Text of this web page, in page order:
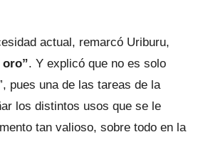
actual, remarcó Uriburu,
oro”. Y explicó que no es solo
pues una de las tareas de la
los distintos usos que se le
tan valioso, sobre todo en la